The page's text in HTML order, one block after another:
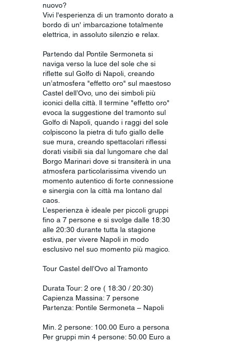
nuovo?
Vivi l'esperienza di un tramonto dorato a
bordo di un' imbarcazione totalmente
elettrica, in assoluto silenzio e relax.
Partendo dal Pontile Sermoneta si
naviga verso la luce del sole che si
riflette sul Golfo di Napoli, creando
un’atmosfera "effetto oro" sul maestoso
Castel dell’Ovo, uno dei simboli più
iconici della città. ll termine "effetto oro"
evoca la suggestione del tramonto sul
Golfo di Napoli, quando i raggi del sole
colpiscono la pietra di tufo giallo delle
sue mura, creando spettacolari riflessi
dorati visibili sia dal lungomare che dal
Borgo Marinari dove si transiterà in una
atmosfera particolarissima vivendo un
momento autentico di forte connessione
e sinergia con la città ma lontano dal
caos.
L’esperienza è ideale per piccoli gruppi
fino a 7 persone e si svolge dalle 18:30
alle 20:30 durante tutta la stagione
estiva, per vivere Napoli in modo
esclusivo nel suo momento più magico.
Tour Castel dell’Ovo al Tramonto
Durata Tour: 2 ore ( 18:30 / 20:30)
Capienza Massina: 7 persone
Partenza: Pontile Sermoneta – Napoli
Min. 2 persone: 100.00 Euro a persona
Per gruppi min 4 persone: 50.00 Euro a